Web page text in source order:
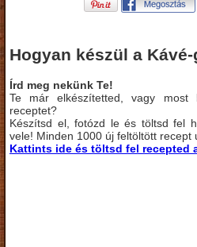
Hogyan készül a
Írd meg nekünk Te!
Te már elkészítetted, vagy most
receptet?
Készítsd el, fotózd le és töltsd fel
vele! Minden 1000 új feltöltött recept
Kattints ide és töltsd fel recepted